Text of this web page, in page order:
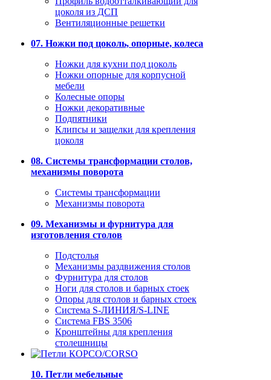
цоколя из ДСП
Вентиляционные решетки
07. Ножки под цоколь, опорные, колеса
Ножки для кухни под цоколь
Ножки опорные для корпусной
мебели
Колесные опоры
Ножки декоративные
Подпятники
Клипсы и защелки для крепления
цоколя
08. Системы трансформации столов,
механизмы поворота
Системы трансформации
Механизмы поворота
09. Механизмы и фурнитура для
изготовления столов
Подстолья
Механизмы раздвижения столов
Фурнитура для столов
Ноги для столов и барных стоек
Опоры для столов и барных стоек
Система S-ЛИНИЯ/S-LINE
Система FBS 3506
Кронштейны для крепления
столешницы
10. Петли мебельные